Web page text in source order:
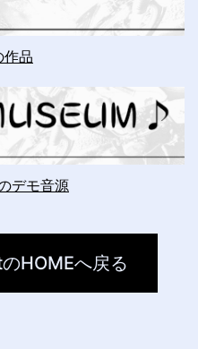
作品
デモ音源
HOMEへ戻る